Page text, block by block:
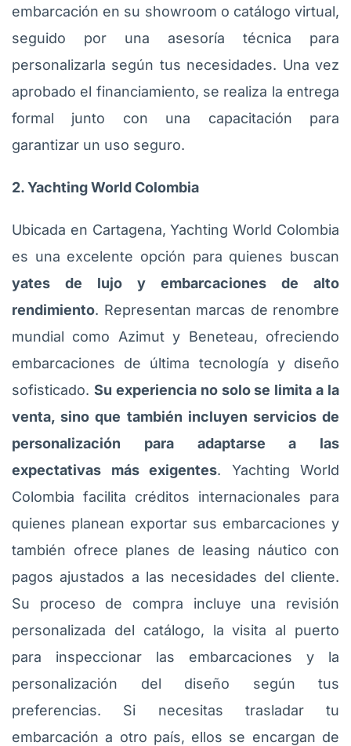
embarcación en su showroom o catálogo virtual,
seguido por una asesoría técnica para
personalizarla según tus necesidades. Una vez
aprobado el financiamiento, se realiza la entrega
formal junto con una capacitación para
garantizar un uso seguro.
2. Yachting World Colombia
Ubicada en Cartagena, Yachting World Colombia
es una excelente opción para quienes buscan
yates de lujo y embarcaciones de alto
rendimiento. Representan marcas de renombre
mundial como Azimut y Beneteau, ofreciendo
embarcaciones de última tecnología y diseño
sofisticado. Su experiencia no solo se limita a la
venta, sino que también incluyen servicios de
personalización para adaptarse a las
expectativas más exigentes. Yachting World
Colombia facilita créditos internacionales para
quienes planean exportar sus embarcaciones y
también ofrece planes de leasing náutico con
pagos ajustados a las necesidades del cliente.
Su proceso de compra incluye una revisión
personalizada del catálogo, la visita al puerto
para inspeccionar las embarcaciones y la
personalización del diseño según tus
preferencias. Si necesitas trasladar tu
embarcación a otro país, ellos se encargan de